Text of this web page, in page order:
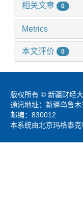
相关文章 0
Metrics
本文评价 0
版权所有 © 新疆财经
通讯地址：新疆乌鲁
邮编：830012
本系统由北京玛格泰